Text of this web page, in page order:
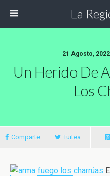
La
21 Agosto,
Un Herido De
Los
Comparte Tuitea